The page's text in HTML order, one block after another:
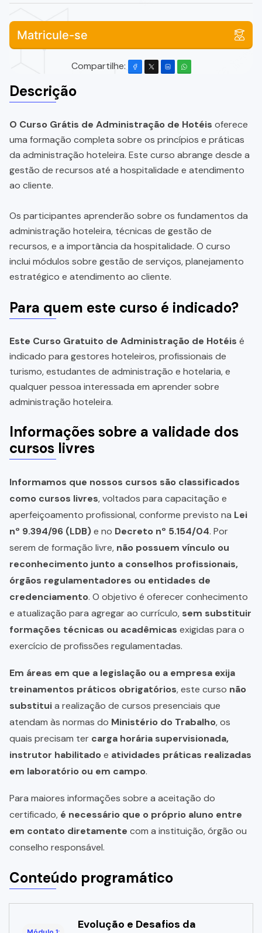
Matricule-se
Compartilhe:
Descrição
O Curso Grátis de Administração de Hotéis oferece
uma formação completa sobre os princípios e práticas
da administração hoteleira. Este curso abrange desde a
gestão de recursos até a hospitalidade e atendimento
ao cliente.
Os participantes aprenderão sobre os fundamentos da
administração hoteleira, técnicas de gestão de
recursos, e a importância da hospitalidade. O curso
inclui módulos sobre gestão de serviços, planejamento
estratégico e atendimento ao cliente.
Para quem este curso é indicado?
Este Curso Gratuito de Administração de Hotéis é
indicado para gestores hoteleiros, profissionais de
turismo, estudantes de administração e hotelaria, e
qualquer pessoa interessada em aprender sobre
administração hoteleira.
Informações sobre a validade dos
cursos livres
Informamos que nossos cursos são classificados
como cursos livres, voltados para capacitação e
aperfeiçoamento profissional, conforme previsto na Lei
nº 9.394/96 (LDB)e no Decreto nº 5.154/04. Por
serem de formação livre, não possuem vínculo ou
reconhecimento junto a conselhos profissionais,
órgãos regulamentadores ou entidades de
credenciamento. O objetivo é oferecer conhecimento
e atualização para agregar ao currículo, sem substituir
formações técnicas ou acadêmicas exigidas para o
exercício de profissões regulamentadas.
Em áreas em que a legislação ou a empresa exija
treinamentos práticos obrigatórios, este curso não
substituia realização de cursos presenciais que
atendam às normas do Ministério do Trabalho, os
quais precisam ter carga horária supervisionada,
instrutor habilitadoe atividades práticas realizadas
em laboratório ou em campo.
Para maiores informações sobre a aceitação do
certificado, é necessário que o próprio aluno entre
em contato diretamente com a instituição, órgão ou
conselho responsável.
Conteúdo programático
Evolução e Desafios da